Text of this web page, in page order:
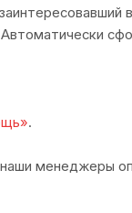
.
менеджеры